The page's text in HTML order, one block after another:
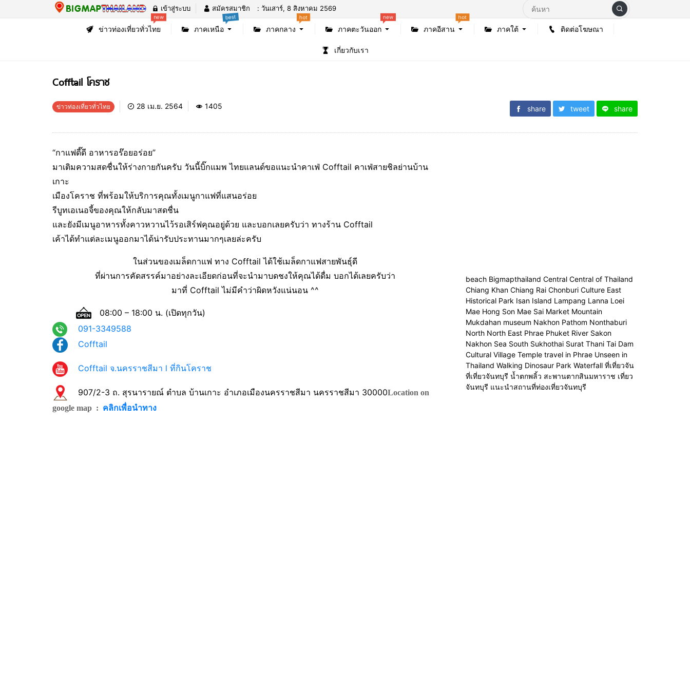
เข้าสู่ระบบ สมัครสมาชิก : วันเสาร์, 8 สิงหาคม 2569
ข่าวท่องเที่ยวทั่วไทย
new
ภาคเหนือ
best
ภาคกลาง
hot
ภาคตะวันออก
new
ภาคอีสาน
hot
ภาคใต้ ติดต่อโฆษณา
เกี่ยวกับเรา
Cofftail โคราช
ข่าวท่องเที่ยวทั่วไทย 28 เม.ย. 2564 1405 share tweet share
“กาแฟดี๊ดี อาหารอร๊อยอร่อย”
มาเติมความสดชื่นให้ร่างกายกันครับ วันนี้บิ๊กแมพ ไทยแลนด์ขอแนะนำคาเฟ่ Cofftail คาเฟ่สายชิลย่านบ้าน
เกาะ
เมืองโคราช ที่พร้อมให้บริการคุณทั้งเมนูกาแฟที่แสนอร่อย
รีบูทเอเนอจี้ของคุณให้กลับมาสดชื่น
และยังมีเมนูอาหารทั้งคาวหวานไว้รอเสิร์ฟคุณอยู่ด้วย และบอกเลยครับว่า ทางร้าน Cofftail
เค้าได้ทำแต่ละเมนูออกมาได้น่ารับประทานมากๆเลยล่ะครับ
ในส่วนของเมล็ดกาแฟ ทาง Cofftail ได้ใช้เมล็ดกาแฟสายพันธุ์ดี
ที่ผ่านการคัดสรรค์มาอย่างละเอียดก่อนที่จะนำมาบดชงให้คุณได้ดื่ม บอกได้เลยครับว่า
มาที่ Cofftail ไม่มีคำว่าผิดหวังแน่นอน ^^
08:00 – 18:00 น. (เปิดทุกวัน)
091-3349588
Cofftail
Cofftail จ.นครราชสีมา l ที่กินโคราช
907/2-3 ถ. สุรนารายณ์ ตำบล บ้านเกาะ อำเภอเมืองนครราชสีมา นครราชสีมา 30000Location on
google map : คลิกเพื่อนำทาง
beach Bigmapthailand Central Central of Thailand
Chiang Khan Chiang Rai Chonburi Culture East
Historical Park Isan Island Lampang Lanna Loei
Mae Hong Son Mae Sai Market Mountain
Mukdahan museum Nakhon Pathom Nonthaburi
North North East Phrae Phuket River Sakon
Nakhon Sea South Sukhothai Surat Thani Tai Dam
Cultural Village Temple travel in Phrae Unseen in
Thailand Walking Dinosaur Park Waterfall ที่เที่ยวจัน
ที่เที่ยวจันทบุรี น้ำตกพลิ้ว สะพานตากสินมหาราช เที่ยว
จันทบุรี แนะนำสถานที่ท่องเที่ยวจันทบุรี